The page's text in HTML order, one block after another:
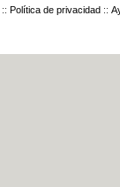
:: Política de privacidad ::